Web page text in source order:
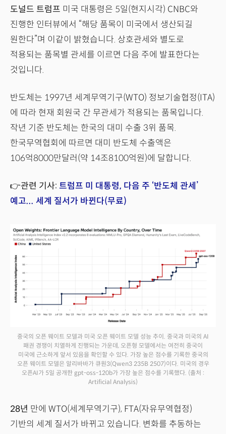
도널드 트럼프 미국 대통령은 5일(현지시각) CNBC와
진행한 인터뷰에서 “해당 품목이 미국에서 생산되길
원한다”며 이같이 밝혔습니다. 상호관세와 별도로
적용되는 품목별 관세를 이르면 다음 주에 발표한다는
것입니다.
반도체는 1997년 세계무역기구(WTO) 정보기술협정(ITA)
에 따라 현재 회원국 간 무관세가 적용되는 품목입니다.
작년 기준 반도체는 한국의 대미 수출 3위 품목.
한국무역협회에 따르면 대미 반도체 수출액은
106억8000만달러(약 14조8100억원)에 달합니다.
👉관련 기사: 트럼프 미 대통령, 다음 주 ‘반도체 관세’
예고... 세계 질서가 바뀐다(무료)
중국의 오픈 웨이트 모델과 미국 오픈 웨이트 모델 성능 추이. 중국과 미국의 AI
패권 경쟁이 치열하게 진행되는 가운데, 오픈형 모델에서는 여전히 중국이
미국에 근소하게 앞서 있음을 확인할 수 있다. 가장 높은 점수를 기록한 중국의
오픈 웨이트 모델은 알리바바가 큐원3(Qwen3 235B 2507)이다. 미국의 경우
오픈AI가 5일 공개한 gpt-oss-120b가 가장 높은 점수를 기록했다. (출처 :
Artificial Analysis)
28년 만에 WTO(세계무역기구), FTA(자유무역협정)
기반의 세계 질서가 바뀌고 있습니다. 변화를 추동하는